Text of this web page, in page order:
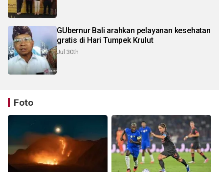
GUbernur Bali arahkan pelayanan kesehatan
gratis di Hari Tumpek Krulut
Jul 30th
Foto